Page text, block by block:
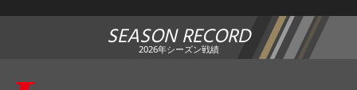
SEASON RECORD
2026年シーズン戦績